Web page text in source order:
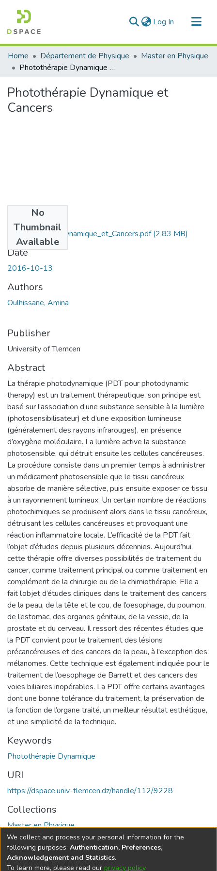
Log In (current)
Communities & Collections
All of DSpace
Home Département de Physique
Master en Physique
Photothérapie Dynamique et Cancers
Photothérapie Dynamique et
Cancers
No
Thumbnail
Available
Phototherapie_Dynamique_et_Cancers.pdf(2.83 MB)
Date
2016-10-13
Authors
Oulhissane, Amina
Publisher
University of Tlemcen
Abstract
La thérapie photodynamique (PDT pour photodynamic
therapy) est un traitement thérapeutique, son principe est
basé sur l’association d’une substance sensible à la lumière
(photosensibilisateur) et d’une exposition lumineuse
(généralement des rayons infrarouges), en présence
d’oxygène moléculaire. La lumière active la substance
photosensible, qui détruit ensuite les cellules cancéreuses.
La procédure consiste dans un premier temps à administrer
un médicament photosensible que le tissu cancéreux
absorbe de manière sélective, puis ensuite exposer ce tissu
à un rayonnement lumineux. Un certain nombre de réactions
photochimiques se produisent alors dans le tissu cancéreux,
détruisant les cellules cancéreuses et provoquant une
réaction inflammatoire locale. L’efficacité de la PDT fait
l’objet d’études depuis plusieurs décennies. Aujourd’hui,
cette thérapie offre diverses possibilités de traitement du
cancer, comme traitement principal ou comme traitement en
complément de la chirurgie ou de la chimiothérapie. Elle a
fait l’objet d’études cliniques dans le traitement des cancers
de la peau, de la tête et le cou, de l’oesophage, du poumon,
de l’estomac, des organes génitaux, de la vessie, de la
prostate et du cerveau. Il ressort des récentes études que
la PDT convient pour le traitement des lésions
précancéreuses et des cancers de la peau, à l'exception des
mélanomes. Cette technique est également indiquée pour le
traitement de l’oesophage de Barrett et des cancers des
voies biliaires inopérables. La PDT offre certains avantages
dont une bonne tolérance du traitement, la préservation de
la fonction de l’organe traité, un meilleur résultat esthétique,
et une simplicité de la technique.
Keywords
Photothérapie Dynamique
URI
https://dspace.univ-tlemcen.dz/handle/112/9228
Collections
Master en Physique
Full item page
We collect and process your personal information for the
following purposes: Authentication, Preferences,
Acknowledgement and Statistics.
To learn more, please read our privacy policy.